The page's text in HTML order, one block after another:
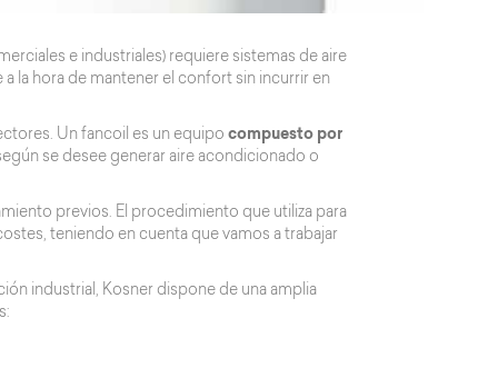
e industriales) requiere sistemas de aire
la hora de mantener el confort sin incurrir en
Un fancoil es un equipo compuesto por
se desee generar aire acondicionado o
previos. El procedimiento que utiliza para
teniendo en cuenta que vamos a trabajar
industrial, Kosner dispone de una amplia